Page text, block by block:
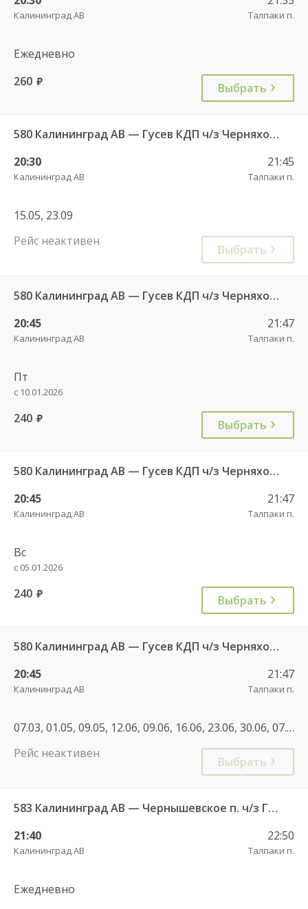
Калининград АВ Талпаки п.
Ежедневно
260 руб. Выбрать
580 Калининград АВ — Гусев КДП ч/з Черняховск АС
20:30
Калининград АВ
21:45
Талпаки п.
15.05, 23.09
Рейс неактивен
Выбрать
580 Калининград АВ — Гусев КДП ч/з Черняховск АС
20:45
Калининград АВ
21:47
Талпаки п.
Пт
с 10.01.2026
240 руб. Выбрать
580 Калининград АВ — Гусев КДП ч/з Черняховск АС
20:45
Калининград АВ
21:47
Талпаки п.
Вс
с 05.01.2026
240 руб. Выбрать
580 Калининград АВ — Гусев КДП ч/з Черняховск АС
20:45
Калининград АВ
21:47
Талпаки п.
07.03, 01.05, 09.05, 12.06, 09.06, 16.06, 23.06, 30.06, 07.07, 06.11, 08.01, 22.02, 01.05, 30.06, 08.09, 04.11, 07.05, 30.04, 11.06, 01.11, 04.11
Рейс неактивен
Выбрать
583 Калининград АВ — Чернышевское п. ч/з Гвардейск КДП, Черняховск АС
21:40
Калининград АВ
22:50
Талпаки п.
Ежедневно